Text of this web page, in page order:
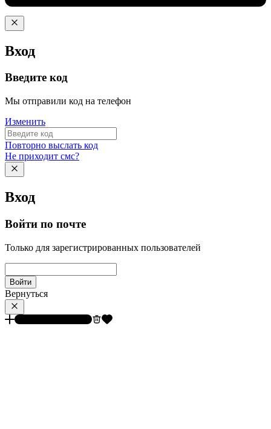
Вход
Введите код
Мы отправили код на телефон
Изменить
Повторно выслать код
Не приходит смс?
Вход
Войти по почте
Только для зарегистрированных пользователей
Войти
Вернуться